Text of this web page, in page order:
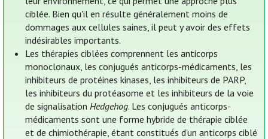
ciblée. Bien qu'il en résulte généralement moins de
dommages aux cellules saines, il peut y avoir des effets
indésirables importants.
Les thérapies ciblées comprennent les anticorps
monoclonaux, les conjugués anticorps-médicaments, les
inhibiteurs de protéines kinases, les inhibiteurs de PARP,
les inhibiteurs du protéasome et les inhibiteurs de la voie
de signalisationHedgehog. Les conjugués anticorps-
médicaments sont une forme hybride de thérapie ciblée
et de chimiothérapie, étant constitués d’un anticorps ciblé